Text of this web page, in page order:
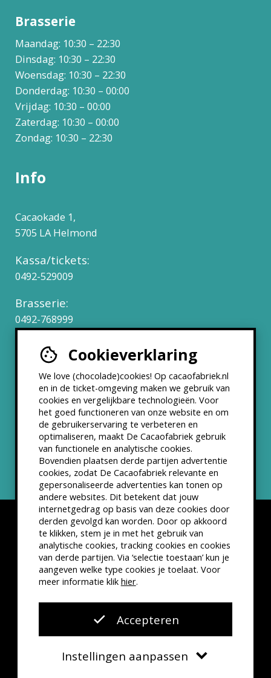
Cookieverklaring
We love (chocolade)cookies! Op cacaofabriek.nl
en in de ticket-omgeving maken we gebruik van
cookies en vergelijkbare technologieën. Voor
het goed functioneren van onze website en om
de gebruikerservaring te verbeteren en
optimaliseren, maakt De Cacaofabriek gebruik
van functionele en analytische cookies.
Bovendien plaatsen derde partijen advertentie
cookies, zodat De Cacaofabriek relevante en
gepersonaliseerde advertenties kan tonen op
andere websites. Dit betekent dat jouw
internetgedrag op basis van deze cookies door
derden gevolgd kan worden. Door op akkoord
te klikken, stem je in met het gebruik van
analytische cookies, tracking cookies en cookies
van derde partijen. Via ‘selectie toestaan’ kun je
aangeven welke type cookies je toelaat. Voor
meer informatie klik hier.
Accepteren
Instellingen aanpassen
Brasserie
Maandag: 10:30 – 22:30
Dinsdag: 10:30 – 22:30
Woensdag: 10:30 – 22:30
Donderdag: 10:30 – 00:00
Vrijdag: 10:30 – 00:00
Zaterdag: 10:30 – 00:00
Zondag: 10:30 – 22:30
Info
Cacaokade 1,
5705 LA Helmond
Kassa/tickets:
0492-529009
Brasserie:
0492-768999
Werken bij
Partners & Samenwerkingen
ANBI status
Nieuwsbrief
Disclaimer Privacyverklaring
Kleine lettertjes
VSCD Bezoekersvoorwaarden
Website doorThe Cre8ion.Lab